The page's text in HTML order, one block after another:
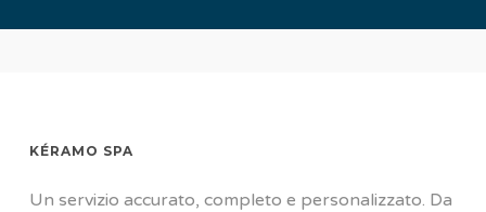
KÉRAMO SPA
Un servizio accurato, completo e personalizzato. Da